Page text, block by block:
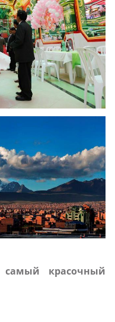
самый красочный